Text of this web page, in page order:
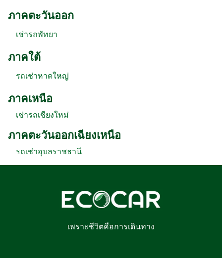
ภาคตะวันออก
เช่ารถพัทยา
ภาคใต้
รถเช่าหาดใหญ่
ภาคเหนือ
เช่ารถเชียงใหม่
ภาคตะวันออกเฉียงเหนือ
รถเช่าอุบลราชธานี
เพราะชีวิตคือการเดินทาง